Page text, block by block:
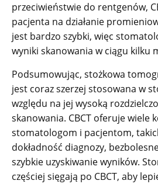
przeciwieństwie do rentgenów,
pacjenta na działanie
jest bardzo szybki, więc
wyniki skanowania w ciągu kilku
Podsumowując, stożkowa
jest coraz szerzej stosowana w
względu na jej wysoką
skanowania. CBCT oferuje wiele
stomatologom i pacjentom,
dokładność diagnozy,
szybkie uzyskiwanie wyników.
częściej sięgają po CBCT, aby